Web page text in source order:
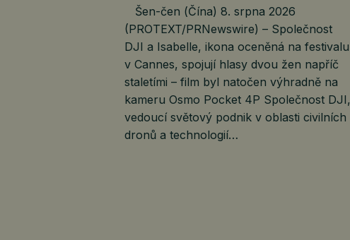
Šen-čen (Čína) 8. srpna 2026
(PROTEXT/PRNewswire) – Společnost
DJI a Isabelle, ikona oceněná na festivalu
v Cannes, spojují hlasy dvou žen napříč
staletími – film byl natočen výhradně na
kameru Osmo Pocket 4P Společnost DJI,
vedoucí světový podnik v oblasti civilních
dronů a technologií…